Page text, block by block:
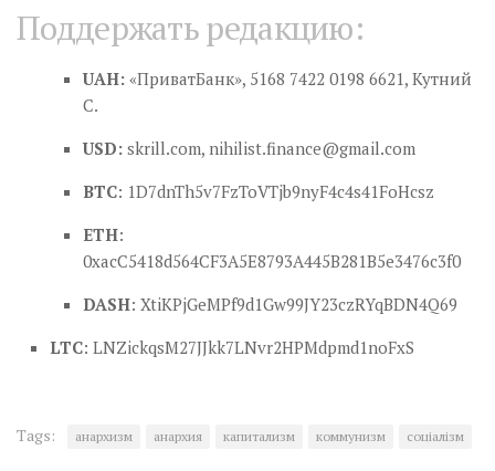
Поддержать редакцию:
UAH: «ПриватБанк», 5168 7422 0198 6621, Кутний
С.
USD: skrill.com, nihilist.finance@gmail.com
BTC: 1D7dnTh5v7FzToVTjb9nyF4c4s41FoHcsz
ETH:
0xacC5418d564CF3A5E8793A445B281B5e3476c3f0
DASH: XtiKPjGeMPf9d1Gw99JY23czRYqBDN4Q69
LTC: LNZickqsM27JJkk7LNvr2HPMdpmd1noFxS
Tags: анархизм анархия капитализм коммунизм соціалізм